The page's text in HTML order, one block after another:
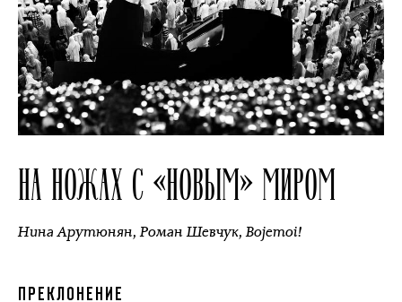
НА НОЖАХ С «НОВЫМ» МИРОМ
Нина Арутюнян,Роман Шевчук,Bojemoi!
ПРЕКЛОНЕНИЕ